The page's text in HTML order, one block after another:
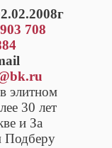
708
элитном
30 лет
и За
Подберу